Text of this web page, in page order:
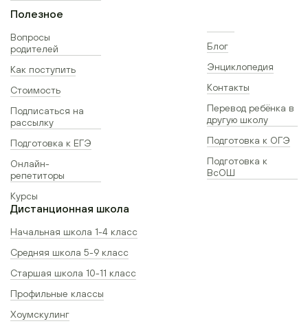
Полезное
Вопросы
родителей
Как поступить
Стоимость
Подписаться на
рассылку
Подготовка к ЕГЭ
Онлайн-
репетиторы
Курсы
Блог
Энциклопедия
Контакты
Перевод ребёнка в
другую школу
Подготовка к ОГЭ
Подготовка к
ВсОШ
Дистанционная школа
Начальная школа 1-4 класс
Средняя школа 5-9 класс
Старшая школа 10-11 класс
Профильные классы
Хоумскулинг